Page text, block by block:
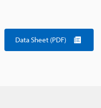
Data Sheet (PDF)